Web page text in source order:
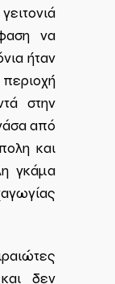
να
ήταν
στην
από
και
γκάμα
δεν